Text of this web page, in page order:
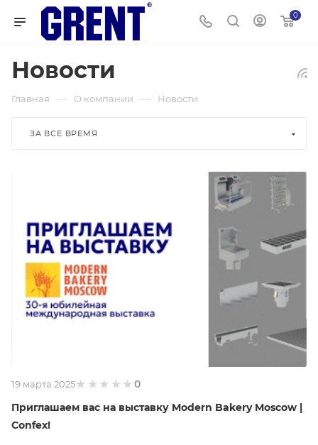
0
Новости
Главная — О компании — Новости
ЗА ВСЕ ВРЕМЯ
19 марта 2025
0
Приглашаем вас на выставку Modern Bakery Moscow |
Confex!